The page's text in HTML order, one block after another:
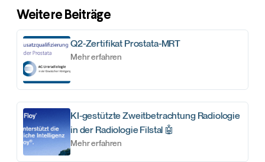
Weitere Beiträge
Q2-Zertifikat Prostata-MRT
Mehr erfahren
KI-gestützte Zweitbetrachtung Radiologie
in der Radiologie Filstal 🤖
Mehr erfahren